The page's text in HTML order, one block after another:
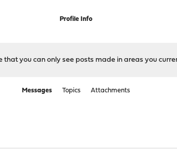
Profile Info
you can only see posts made in areas you
Messages Topics Attachments